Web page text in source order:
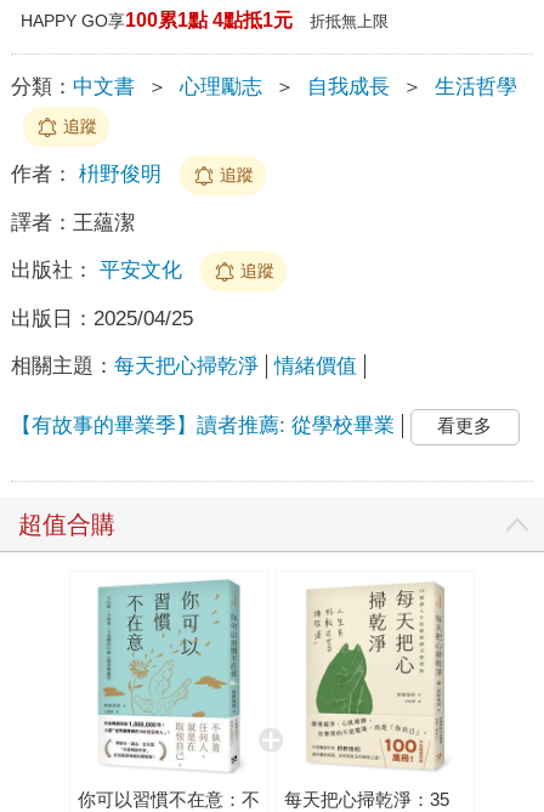
HAPPY GO享100累1點 4點抵1元 折抵無上限
分類： 中文書 ＞ 心理勵志 ＞ 自我成長 ＞ 生活哲學
追蹤
作者： 枡野俊明 追蹤
譯者： 王蘊潔
出版社： 平安文化 追蹤
出版日： 2025/04/25
相關主題： 每天把心掃乾淨 情緒價值
【有故事的畢業季】讀者推薦: 從學校畢業 看更多
超值合購
你可以習慣不在意：不
每天把心掃乾淨：35